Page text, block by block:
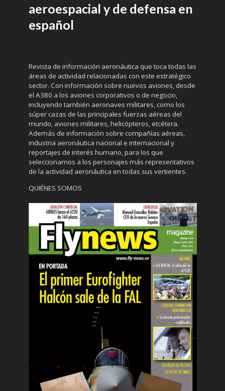
aeroespacial y de defensa en
español
Revista de información aeronáutica que toca todas las
áreas de actividad relacionadas con este estratégico
sector. Con información sobre nuevos aviones, desde
el A380 a los aviones corporativos o de negocio,
incluyendo también aeronaves militares, como los
súper cazas de las principales fuerzas aéreas del
mundo, aviones militares, helicópteros, etcétera.
Además de información sobre compañías aéreas,
industria aeronáutica nacional e internacional y
reportajes de interés humano, para los que
seleccionamos a los personajes más representativos
de la actividad aeronáutica en todas sus vertientes.
QUIÉNES SOMOS